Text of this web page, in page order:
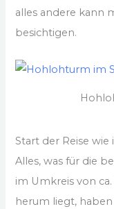
alles andere kann
besichtigen.
Start der Reise
Alles, was für die
im Umkreis von
herum liegt,